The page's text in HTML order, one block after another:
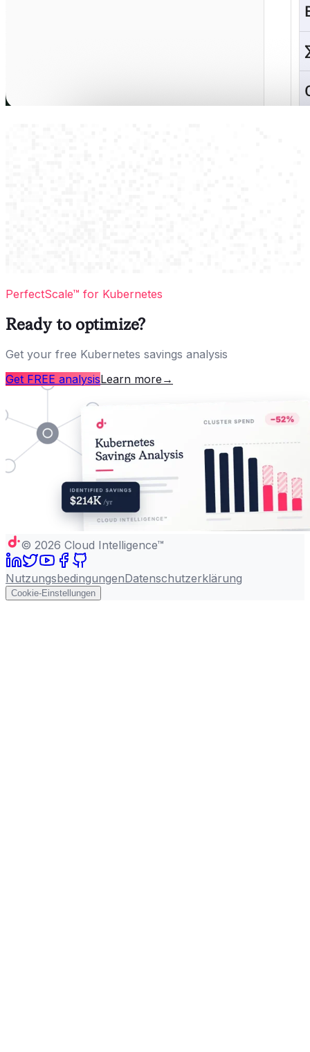
PerfectScale™ for Kubernetes
Ready to optimize?
Get your free Kubernetes savings analysis
Get FREE analysisLearn more →
© 2026 Cloud Intelligence™
NutzungsbedingungenDatenschutzerklärung
Cookie-Einstellungen